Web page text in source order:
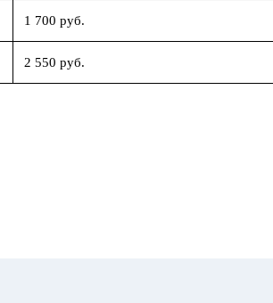
1 700 руб.
2 550 руб.